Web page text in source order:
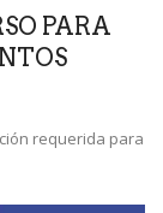
PARA
requerida para